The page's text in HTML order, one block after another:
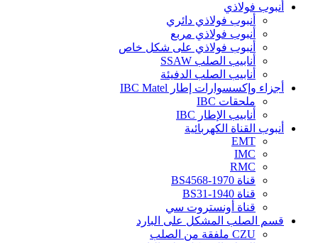
أنبوب فولاذي
أنبوب فولاذي دائري
أنبوب فولاذي مربع
أنبوب فولاذي على شكل خاص
أنابيب الصلب SSAW
أنابيب الصلب الدفيئة
أجزاء وإكسسوارات إطار IBC Matel
ملحقات IBC
أنابيب الإطار IBC
أنبوب القناة الكهربائية
EMT
IMC
RMC
قناة BS4568-1970
قناة BS31-1940
قناة أونستروت سي
قسم الصلب المشكل على البارد
CZU ملفقة من الصلب